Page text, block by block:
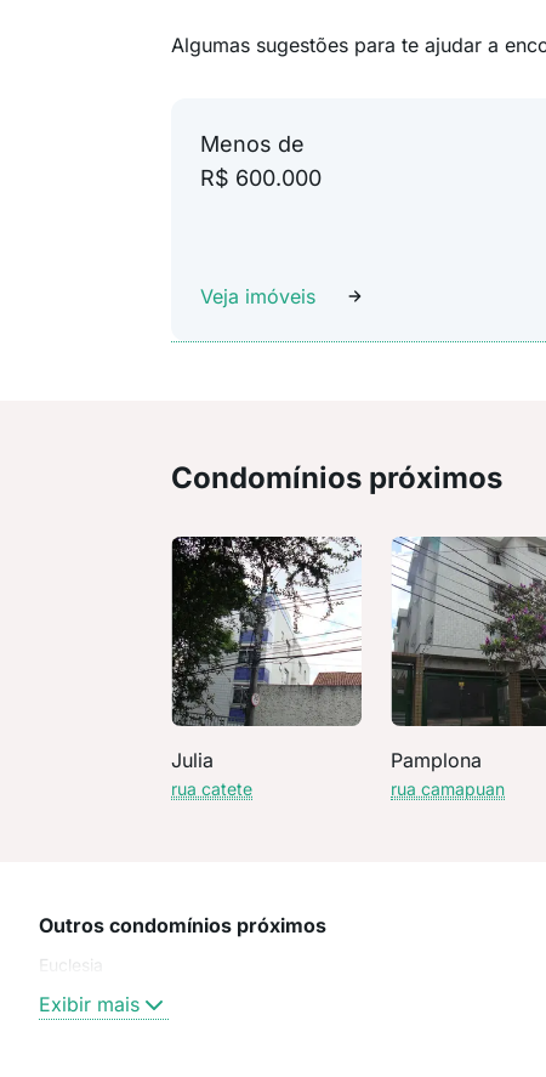
Algumas sugestões para te ajudar a
Menos de
R$ 600.000
Veja imóveis
Condomínios próximos
Julia
rua catete
Pamplona
rua camapuan
Outros condomínios próximos
Euclesia
Exibir mais